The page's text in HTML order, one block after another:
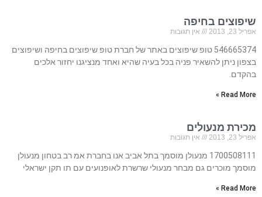
שיפוצים בחיפה
אפריל 23, 2013 אין תגובות
546665374 טופ שיפוצים באתר של חברת טופ שיפוצים בחיפה ושיפוצים
בצפון ניתן להשאיר פניה בכל בעיה שהיא ואחד מנציגנו יחזור אלכים
בהקדם.
Read More »
מכירת מנעולים
אפריל 23, 2013 אין תגובות
1700508111 מנעולן מוסמך בתל אביב אנו בחברת אמ רב בטחון מנעולן
מוסמך מוכרים גם מבחר מנעולי שרשרת לאופנועים עם תו תקן ישראלי
Read More »